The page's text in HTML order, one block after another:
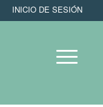
INICIO DE SESIÓN